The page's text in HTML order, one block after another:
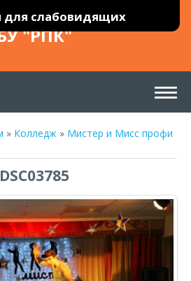
для слабовидящих
"РПК"
» Колледж » Мистер и Мисс профи
DSC03785